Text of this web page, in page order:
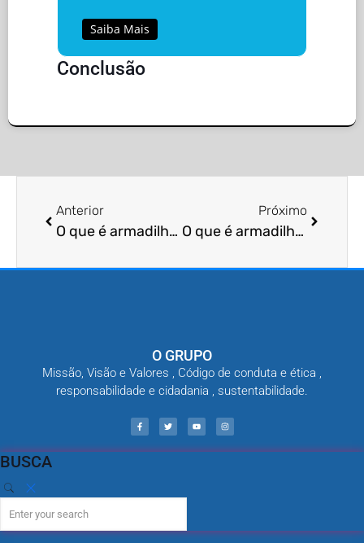
Saiba Mais
Conclusão
Anterior
O que é armadilha de segurança alimentar?
Próximo
O que é armadilha de captura seletiva?
O GRUPO
Missão, Visão e Valores , Código de conduta e ética ,
responsabilidade e cidadania , sustentabilidade.
BUSCA